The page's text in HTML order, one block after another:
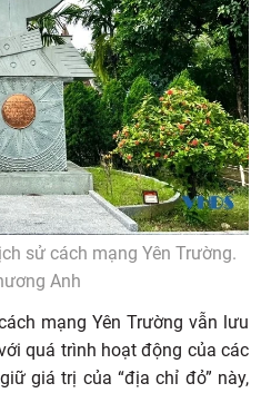
sử cách mạng Yên Trường.
Anh
mạng Yên Trường vẫn lưu
quá trình hoạt động của các
giá trị của “địa chỉ đỏ” này,